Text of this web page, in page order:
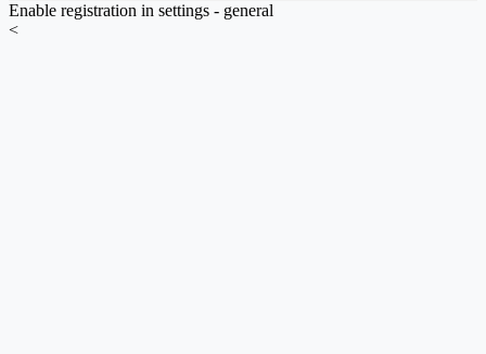
Enable registration in settings - general
<